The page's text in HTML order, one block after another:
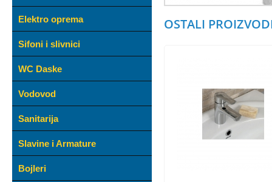
Elektro oprema
Sifoni i slivnici
WC Daske
Vodovod
Sanitarija
Slavine i Armature
Bojleri
OSTALI